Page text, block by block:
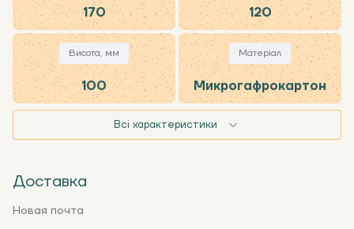
170 120
Висота, мм
100
Матеріал
Микрогафрокартон
Всі характеристики
Доставка
Новая почта